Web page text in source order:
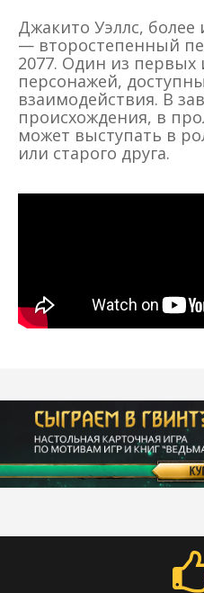
Джакито Уэллс,
— второстепенный
2077. Один из
персонажей,
взаимодействия. В
происхождения, в
может выступать в
или старого друга.